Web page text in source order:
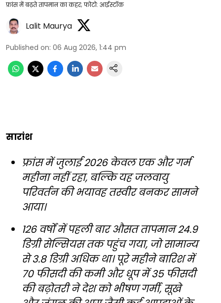
फ्रांस में बढ़ते तापमान का कहर; फोटो: आईस्टॉक
Lalit Maurya
Published on: 06 Aug 2026, 1:44 pm
सारांश
फ्रांस में जुलाई 2026 केवल एक और गर्म
महीना नहीं रहा, बल्कि यह जलवायु
परिवर्तन की भयावह तस्वीर बनकर सामने
आया।
126 वर्षों में पहली बार औसत तापमान 24.9
डिग्री सेल्सियस तक पहुंच गया, जो सामान्य
से 3.8 डिग्री अधिक था। पूरे महीने बारिश में
70 फीसदी की कमी और धूप में 35 फीसदी
की बढ़ोतरी ने देश को भीषण गर्मी, सूखे